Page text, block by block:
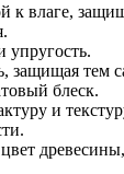
к влаге,
упругость.
защищая тем
блеск.
и